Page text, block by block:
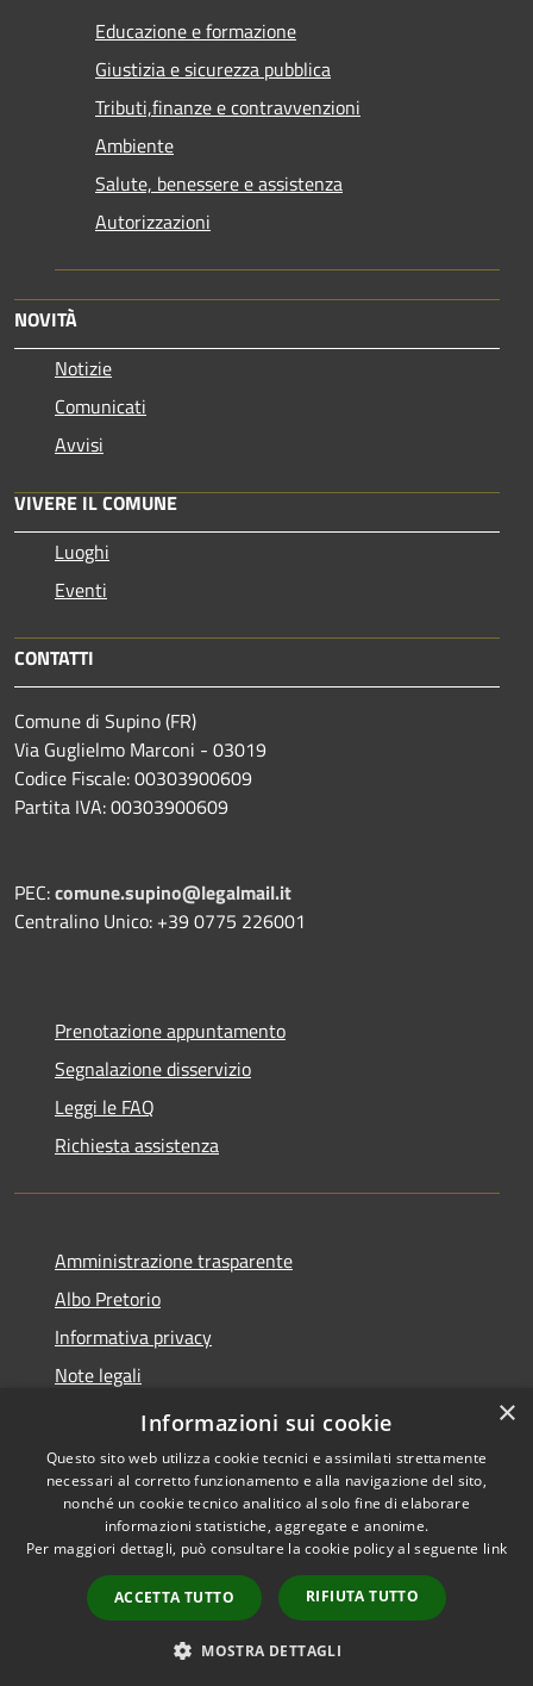
Educazione e formazione
Giustizia e sicurezza pubblica
Tributi,finanze e contravvenzioni
Ambiente
Salute, benessere e assistenza
Autorizzazioni
NOVITÀ
Notizie
Comunicati
Avvisi
VIVERE IL COMUNE
Luoghi
Eventi
CONTATTI
Comune di Supino (FR)
Via Guglielmo Marconi - 03019
Codice Fiscale: 00303900609
Partita IVA: 00303900609
PEC:comune.supino@legalmail.it
Centralino Unico: +39 0775 226001
Prenotazione appuntamento
Segnalazione disservizio
Leggi le FAQ
Richiesta assistenza
Amministrazione trasparente
Albo Pretorio
Informativa privacy
Note legali
Dichiarazione di accessibilità
Accessibilità
Copyright © 2026 • Comune di
Supino • Powered by
Municipium•
Accesso
redazione
×
Informazioni sui cookie
Questo sito web utilizza cookie tecnici e assimilati strettamente
necessari al corretto funzionamento e alla navigazione del sito,
nonché un cookie tecnico analitico al solo fine di elaborare
informazioni statistiche, aggregate e anonime.
Per maggiori dettagli, può consultare la cookie policy al seguente link
ACCETTA TUTTO RIFIUTA TUTTO
MOSTRA DETTAGLI